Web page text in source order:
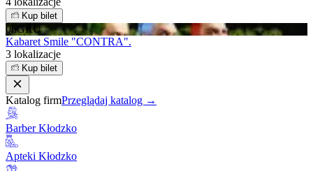
Kup bilet
06GRU
Kabaret Smile "CONTRA".
3 lokalizacje
Kup bilet
Katalog firmPrzeglądaj katalog →
Barber Kłodzko
Apteki Kłodzko